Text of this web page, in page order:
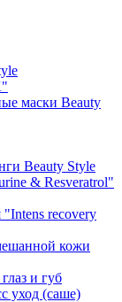
маски Beauty
Beauty Style
& Resveratrol"
recovery
кожи
и губ
уход (саше)